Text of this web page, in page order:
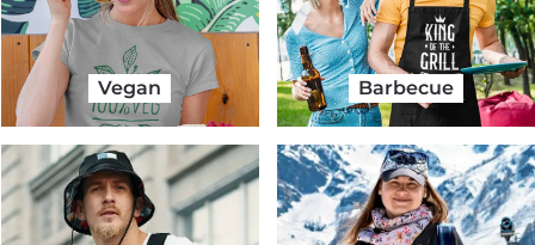
Vegan Barbecue